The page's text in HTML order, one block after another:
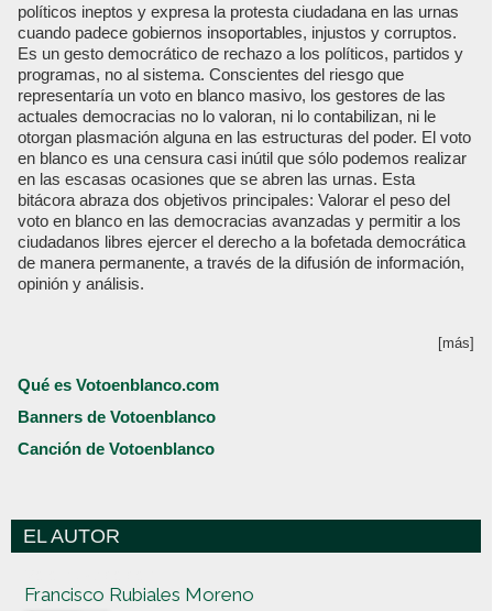
políticos ineptos y expresa la protesta ciudadana en las urnas
cuando padece gobiernos insoportables, injustos y corruptos.
Es un gesto democrático de rechazo a los políticos, partidos y
programas, no al sistema. Conscientes del riesgo que
representaría un voto en blanco masivo, los gestores de las
actuales democracias no lo valoran, ni lo contabilizan, ni le
otorgan plasmación alguna en las estructuras del poder. El voto
en blanco es una censura casi inútil que sólo podemos realizar
en las escasas ocasiones que se abren las urnas. Esta
bitácora abraza dos objetivos principales: Valorar el peso del
voto en blanco en las democracias avanzadas y permitir a los
ciudadanos libres ejercer el derecho a la bofetada democrática
de manera permanente, a través de la difusión de información,
opinión y análisis.
[más]
Qué es Votoenblanco.com
Banners de Votoenblanco
Canción de Votoenblanco
EL AUTOR
Francisco Rubiales Moreno